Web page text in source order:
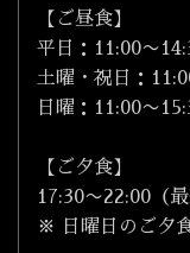
【ご昼食】
平日：11:00〜
土曜・祝日：
日曜：11:00〜
【ご夕食】
17:30〜22:00（
※ 日曜日のご夕